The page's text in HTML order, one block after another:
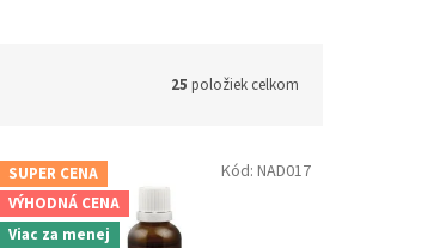
25 položiek celkom
SUPER CENA
VÝHODNÁ CENA
Viac za menej
Kód: NAD017